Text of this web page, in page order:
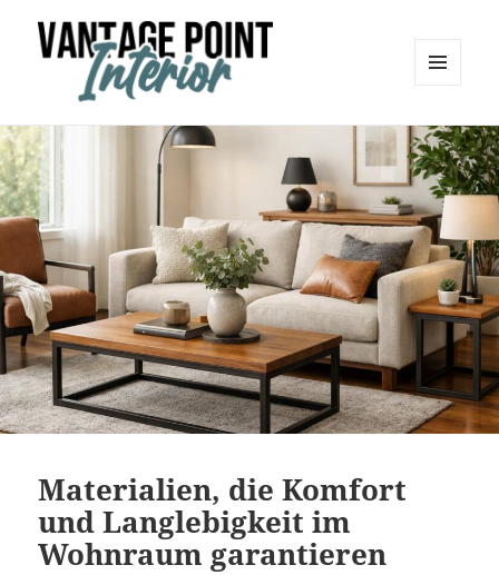
Vantage Point Interior
WIDGETS
Materialien, die Komfort
und Langlebigkeit im
Wohnraum garantieren